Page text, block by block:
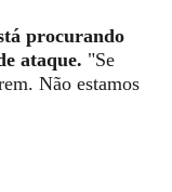
procurando
ataque. "Se
Não estamos